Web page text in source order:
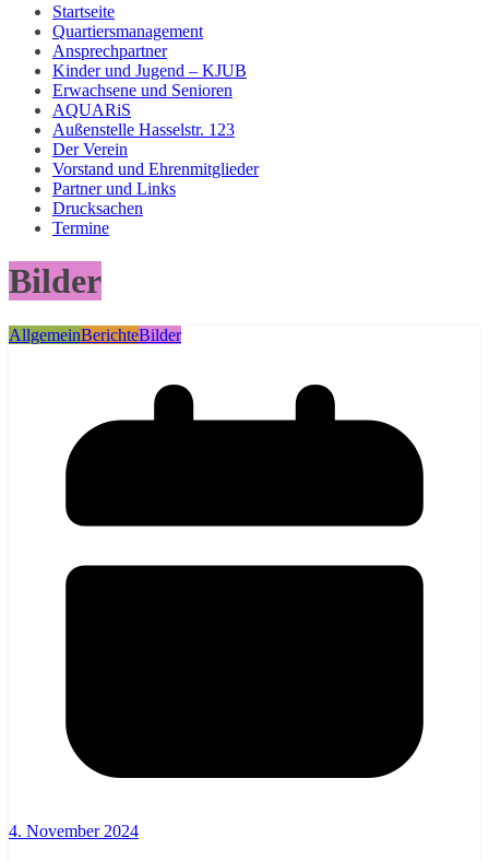
Startseite
Quartiersmanagement
Ansprechpartner
Kinder und Jugend – KJUB
Erwachsene und Senioren
AQUARiS
Außenstelle Hasselstr. 123
Der Verein
Vorstand und Ehrenmitglieder
Partner und Links
Drucksachen
Termine
Bilder
AllgemeinBerichteBilder
4. November 2024